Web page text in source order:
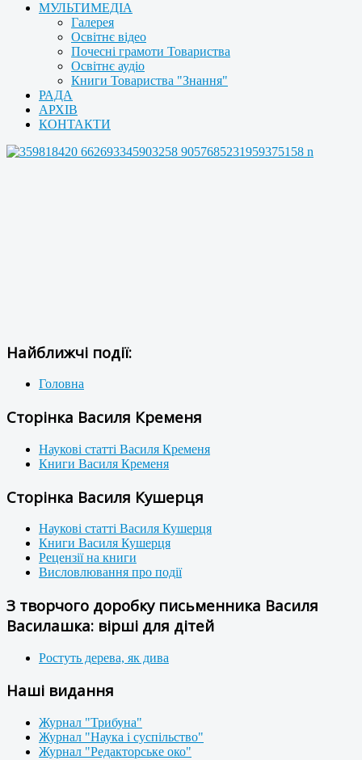
МУЛЬТИМЕДІА
Галерея
Освітнє відео
Почесні грамоти Товариства
Освітнє аудіо
Книги Товариства "Знання"
РАДА
АРХІВ
КОНТАКТИ
Найближчі події:
Головна
Сторінка Василя Кременя
Наукові статті Василя Кременя
Книги Василя Кременя
Сторінка Василя Кушерця
Наукові статті Василя Кушерця
Книги Василя Кушерця
Рецензії на книги
Висловлювання про події
З творчого доробку письменника Василя
Василашка: вірші для дітей
Ростуть дерева, як дива
Наші видання
Журнал "Трибуна"
Журнал "Наука і суспільство"
Журнал "Редакторське око"